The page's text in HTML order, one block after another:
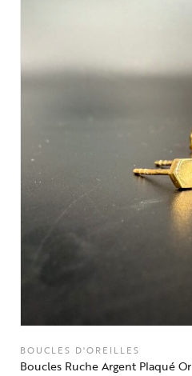
BOUCLES D'OREILLES
Boucles Ruche Argent Plaqué Or